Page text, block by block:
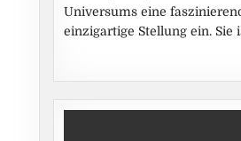
Universums eine
einzigartige Stellung ein. Sie